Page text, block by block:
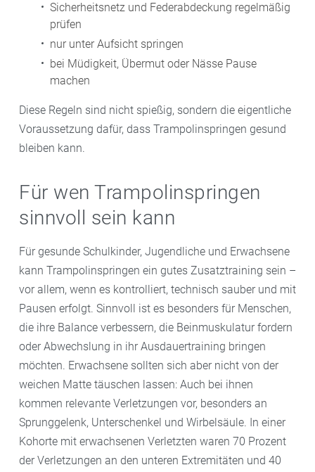
Sicherheitsnetz und Federabdeckung regelmäßig
prüfen
nur unter Aufsicht springen
bei Müdigkeit, Übermut oder Nässe Pause
machen
Diese Regeln sind nicht spießig, sondern die eigentliche
Voraussetzung dafür, dass Trampolinspringen gesund
bleiben kann.
Für wen Trampolinspringen
sinnvoll sein kann
Für gesunde Schulkinder, Jugendliche und Erwachsene
kann Trampolinspringen ein gutes Zusatztraining sein –
vor allem, wenn es kontrolliert, technisch sauber und mit
Pausen erfolgt. Sinnvoll ist es besonders für Menschen,
die ihre Balance verbessern, die Beinmuskulatur fordern
oder Abwechslung in ihr Ausdauertraining bringen
möchten. Erwachsene sollten sich aber nicht von der
weichen Matte täuschen lassen: Auch bei ihnen
kommen relevante Verletzungen vor, besonders an
Sprunggelenk, Unterschenkel und Wirbelsäule. In einer
Kohorte mit erwachsenen Verletzten waren 70 Prozent
der Verletzungen an den unteren Extremitäten und 40